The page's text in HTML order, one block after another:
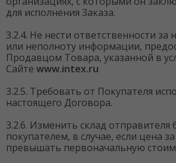
для исполнения Заказа.
3.2.4. Не нести ответственности за
или неполноту информации,
Продавцом Товара, указанной в
Сайте www.intex.ru
3.2.5. Требовать от Покупателя
настоящего Договора.
3.2.6. Изменить склад отправителя
покупателем, в случае, если цена
превышать первоначальную